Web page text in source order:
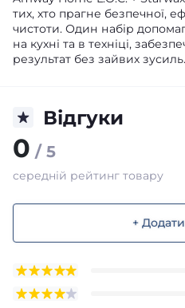
тих, хто прагне безпечної,
чистоти. Один набір
на кухні та в техніці,
результат без зайвих зусиль.
Відгуки
0 / 5
середній рейтинг товару
+